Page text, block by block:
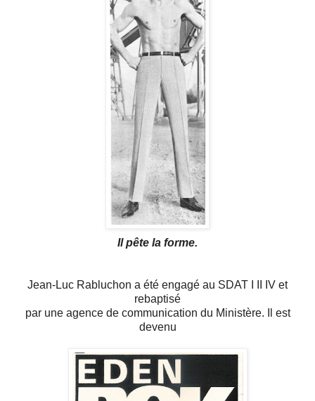
Il pête la forme.
Jean-Luc Rabluchon a été engagé au SDAT I II IV et
rebaptisé
par une agence de communication du Ministère. Il est
devenu